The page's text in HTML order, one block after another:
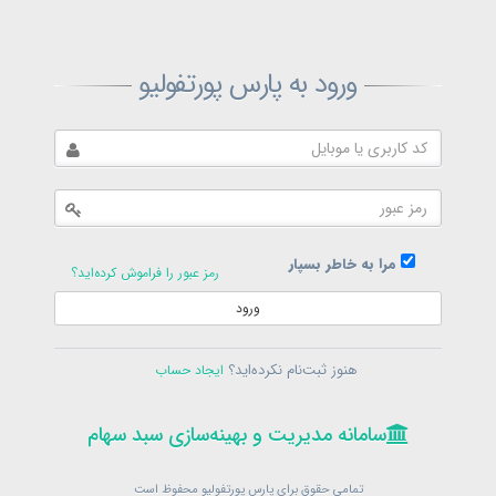
ورود به پارس پورتفولیو
مرا به خاطر بسپار
رمز عبور را فراموش کرده‌اید؟
ورود
هنوز ثبت‌نام نکرده‌اید؟ ایجاد حساب
سامانه مدیریت و بهینه‌سازی سبد سهام
تمامی حقوق برای پارس پورتفولیو محفوظ است
ثبت‌نام پارس پورتفولیو
ثبت‌نام
در حال حاضر عضو هستید؟فرم ورود
سامانه مدیریت و بهینه‌سازی سبد سهام
بازیابی رمز پارس پورتفولیو
در حال حاضر عضو هستید؟
سامانه مدیریت و بهینه‌سازی سبد سهام
تمامی حقوق برای پارس پورتفولیو محفوظ است